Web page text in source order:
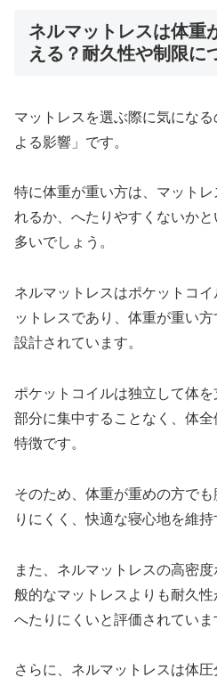
ネルマットレスは体重
える？耐久性や制限に
マットレスを選ぶ際に気にな
よる影響」です。
特に体重が重い方は、マット
れるか、へたりやすくないか
多いでしょう。
ネルマットレスはポケットコ
ットレスであり、体重が重い
設計されています。
ポケットコイルは独立して体
部分に集中することなく、体
特徴です。
そのため、体重が重めの方で
りにくく、快適な寝心地を維持
また、ネルマットレスの高密
般的なマットレスよりも耐久
へたりにくいと評価されていま
さらに、ネルマットレスは体